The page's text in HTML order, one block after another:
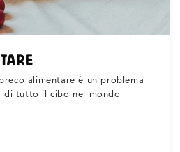
alimentare è un problema
di tutto il cibo nel mondo